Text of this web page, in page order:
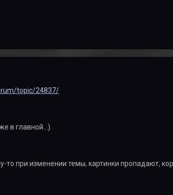
topic/24837/
в главной...)
то при изменении темы, картинки пропадают,